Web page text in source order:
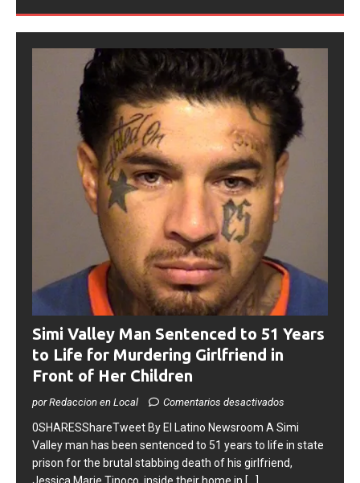
Simi Valley Man Sentenced to 51 Years
to Life for Murdering Girlfriend in
Front of Her Children
por Redaccion en Local
0SHARESShareTweet ​By El Latino Newsroom ​A Simi
Valley man has been sentenced to 51 years to life in state
prison for the brutal stabbing death of his girlfriend,